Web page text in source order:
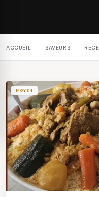
ACCUEIL SAVEURS
MOYEN